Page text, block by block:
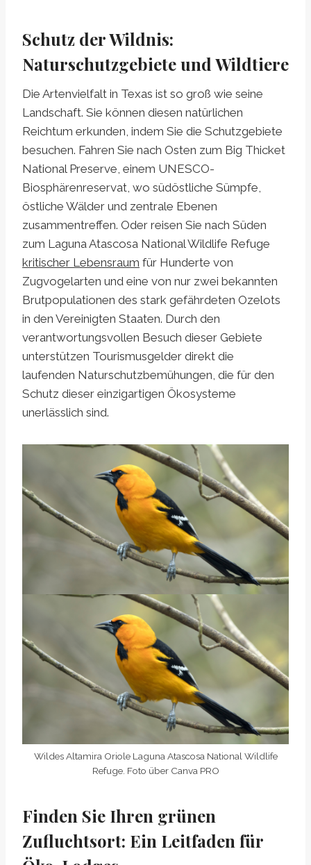
Schutz der Wildnis:
Naturschutzgebiete und Wildtiere
Die Artenvielfalt in Texas ist so groß wie seine
Landschaft. Sie können diesen natürlichen
Reichtum erkunden, indem Sie die Schutzgebiete
besuchen. Fahren Sie nach Osten zum Big Thicket
National Preserve, einem UNESCO-
Biosphärenreservat, wo südöstliche Sümpfe,
östliche Wälder und zentrale Ebenen
zusammentreffen. Oder reisen Sie nach Süden
zum Laguna Atascosa National Wildlife Refuge
kritischer Lebensraum für Hunderte von
Zugvogelarten und eine von nur zwei bekannten
Brutpopulationen des stark gefährdeten Ozelots
in den Vereinigten Staaten. Durch den
verantwortungsvollen Besuch dieser Gebiete
unterstützen Tourismusgelder direkt die
laufenden Naturschutzbemühungen, die für den
Schutz dieser einzigartigen Ökosysteme
unerlässlich sind.
Wildes Altamira Oriole Laguna Atascosa National Wildlife
Refuge. Foto über Canva PRO
Finden Sie Ihren grünen
Zufluchtsort: Ein Leitfaden für